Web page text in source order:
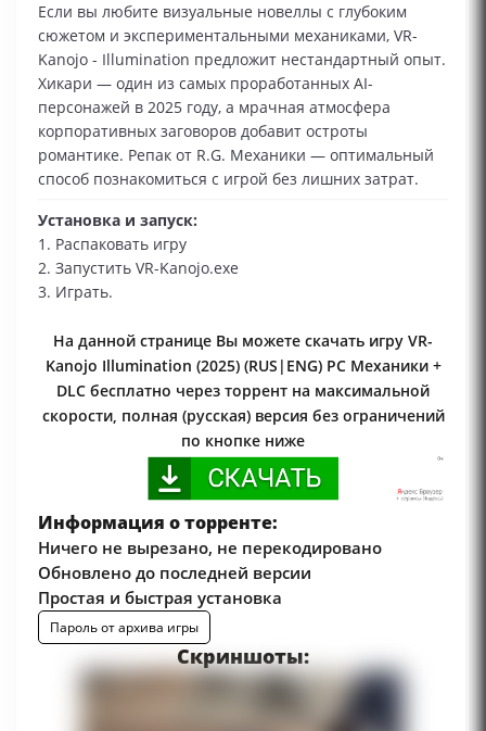
Если вы любите визуальные новеллы с глубоким
сюжетом и экспериментальными механиками, VR-
Kanojo - Illumination предложит нестандартный опыт.
Хикари — один из самых проработанных AI-
персонажей в 2025 году, а мрачная атмосфера
корпоративных заговоров добавит остроты
романтике. Репак от R.G. Механики — оптимальный
способ познакомиться с игрой без лишних затрат.
Установка и запуск:
1. Распаковать игру
2. Запустить VR-Kanojo.exe
3. Играть.
На данной странице Вы можете скачать игру VR-
Kanojo Illumination (2025) (RUS|ENG) PC Механики +
DLC бесплатно через торрент на максимальной
скорости, полная (русская) версия без ограничений
по кнопке ниже
Информация о торренте:
Ничего не вырезано, не перекодировано
Обновлено до последней версии
Простая и быстрая установка
Пароль от архива игры
Скриншоты: